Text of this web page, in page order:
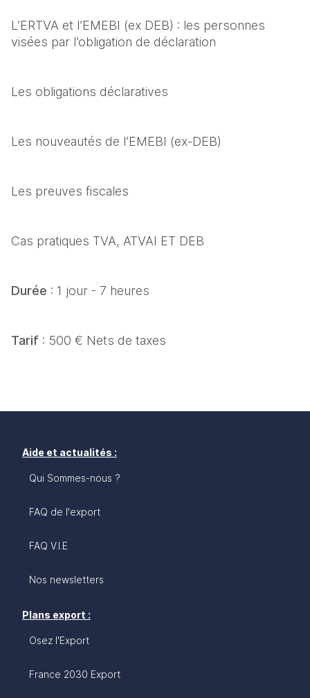
L’ERTVA et l’EMEBI (ex DEB) : les personnes
visées par l’obligation de déclaration
Les obligations déclaratives
Les nouveautés de l’EMEBI (ex-DEB)
Les preuves fiscales
Cas pratiques TVA, ATVAI ET DEB
Durée : 1 jour - 7 heures
Tarif : 500 € Nets de taxes
Aide et actualités :
Qui Sommes-nous ?
FAQ de l'export
FAQ V.I.E
Nos newsletters
Plans export :
Osez l'Export
France 2030 Export